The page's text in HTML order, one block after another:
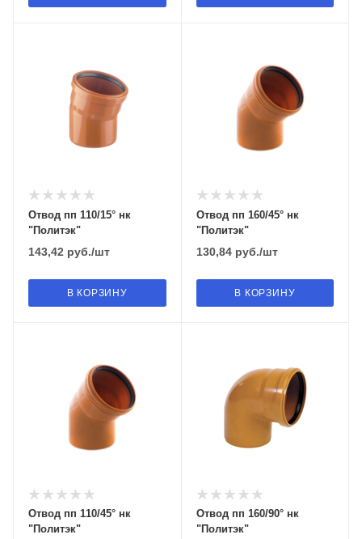
Отвод пп 110/15° нк
"Политэк"
143,42 руб./шт
В КОРЗИНУ
Отвод пп 160/45° нк
"Политэк"
130,84руб./шт
В КОРЗИНУ
Отвод пп 110/45° нк
"Политэк"
Отвод пп 160/90° нк
"Политэк"